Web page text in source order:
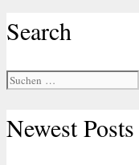
Search
Suche
Newest Posts